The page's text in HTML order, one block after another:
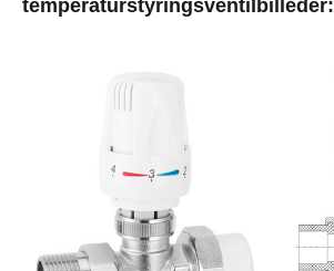
temperaturstyringsventilbilleder: